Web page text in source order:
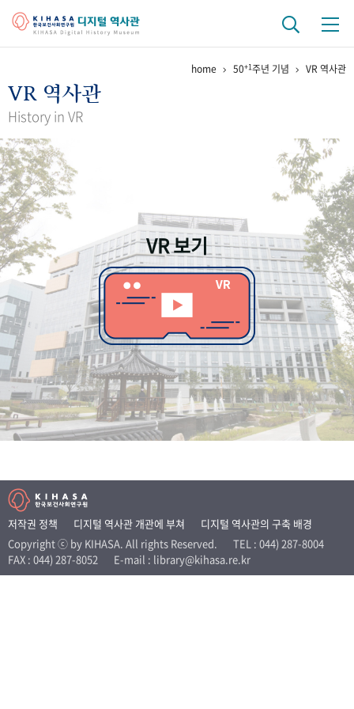
걸어온 길 기관 변천사
연구 역사
정책과 연구
간행물 변천사
기록물 아카이브
사진 아카이브 문서 기록물 행정박물 영상 기록물
50 주년 기념
성과 50선 숫자로 보는 50년 50 +1주년 광장
세계와 함께 한 KIHASA
VR 역사관
home 50+1주년 기념 VR 역사관
VR 역사관
History in VR
VR 보기
저작권 정책 디지털 역사관 개관에 부쳐
디지털 역사관의 구축 배경
Copyright ⓒ by KIHASA. All rights Reserved.
TEL : 044) 287-8004
FAX : 044) 287-8052
E-mail : library@kihasa.re.kr